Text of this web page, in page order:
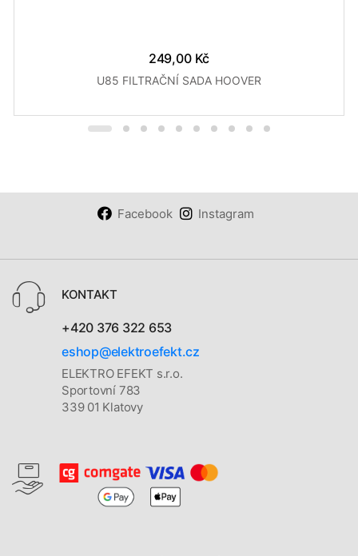
249,00 Kč
U85 FILTRAČNÍ SADA HOOVER
Facebook Instagram
KONTAKT
+420 376 322 653
eshop@elektroefekt.cz
ELEKTRO EFEKT s.r.o.
Sportovní 783
339 01 Klatovy